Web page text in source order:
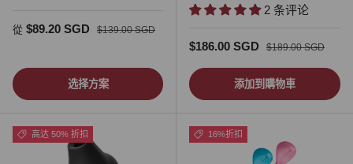
促销价
從 $89.20 SGD 正常价格
$139.00 SGD
选择方案
2 条评论
促销价
$186.00 SGD 正常价格
$189.00 SGD
添加到購物車
高达 50% 折扣 16%折扣